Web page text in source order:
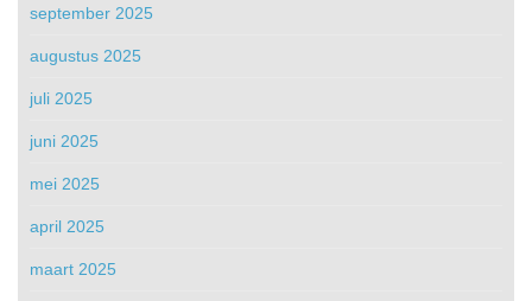
september 2025
augustus 2025
juli 2025
juni 2025
mei 2025
april 2025
maart 2025